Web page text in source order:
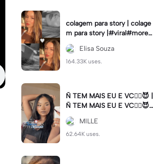
colagem para story | colage
m para story |#viral#moren
a#instastory#colagemdefo
tos#instaElisa Souza
164.33K uses.
Ñ TEM MAIS EU E VC😮‍💨😈 |
Ñ TEM MAIS EU E VC😮‍💨😈|
#naotemmaiseuevc #letras
dinamica #slow
MILLE
62.64K uses.